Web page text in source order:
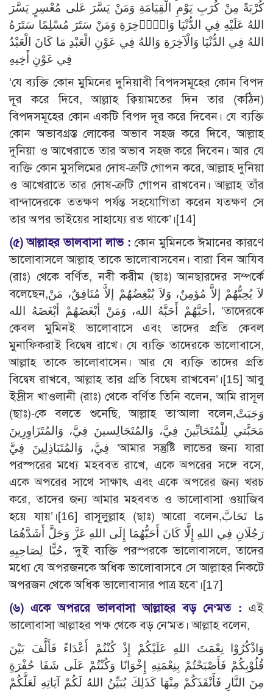
كُرْبَةً مِنْ كُرَبِ يَوْمِ الْقِيَامَةِ وَمَنْ يَسَّرَ عَلى مُعْسِرٍ يَسَّرَ
اللهُ عَلَيْهِ فِي الدُّنْيَا وَالْاۤخِرَةِ وَمَنْ سَتَرَ مُسْلِمًا سَتَرَهُ
اللهُ فِي الدُّنْيَا وَالْآخِرَةِ وَاللهُ فِي عَوْنِ الْعَبْدِ مَا كَانَ الْعَبْدُ
فِي عَوْنِ أَخِيهِ
‘যে ব্যক্তি কোন মুমিনের দুনিয়াবী বিপদসমূহের কোন বিপদ
দূর করে দিবে, আল্লাহ ক্বিয়ামতের দিন তার (কঠিন)
বিপদসমূহের কোন একটি বিপদ দূর করে দিবেন। যে ব্যক্তি
কোন অভাবগ্রস্ত লোকের অভাব সহজ করে দিবে, আল্লাহ
দুনিয়া ও আখেরাতে তার অভাব সহজ করে দিবেন। আর যে
ব্যক্তি কোন মুসলিমের দোষ-ত্রুটি গোপন করে, আল্লাহ দুনিয়া
ও আখেরাতে তার দোষ-ত্রুটি গোপন রাখবেন। আল্লাহ তাঁর
বান্দাদেরকে ততক্ষণ পর্যন্ত সহযোগিতা করেন যতক্ষণ সে
তার অপর ভাইয়ের সাহায্যে রত থাকে’।[14]
(৫) আল্লাহর ভালবাসা লাভ : কোন মুমিনকে ঈমানের কারণে
ভালোবাসলে আল্লাহ তাকে ভালোবাসবেন। বারা বিন আযিব
(রাঃ) থেকে বর্ণিত, নবী করীম (ছাঃ) আনছারদের সম্পর্কে
বলেছেন,لاَ يُحِبُّهُمْ إلاَّ مُؤمِنٌ، وَلاَ يُبْغِضُهُمْ إلاَّ مُنَافِقٌ، مَنْ
أحَبَّهُمْ أَحَبَّهُ الله، وَمَنْ أبْغَضَهُمْ أبْغَضَهُ الله، ‘তাদেরকে
কেবল মুমিনই ভালোবাসে এবং তাদের প্রতি কেবল
মুনাফিকরাই বিদ্বেষ রাখে। যে ব্যক্তি তাদেরকে ভালোবাসে,
আল্লাহ তাকে ভালোবাসেন। আর যে ব্যক্তি তাদের প্রতি
বিদ্বেষ রাখবে, আল্লাহ তার প্রতি বিদ্বেষ রাখবেন’।[15] আবু
ইদ্রীস খাওলানী (রাঃ) থেকে বর্ণিত তিনি বলেন, আমি রাসূল
(ছাঃ)-কে বলতে শুনেছি, আল্লাহ তা‘আলা বলেন,وَجَبَتْ
مَحَبَّتي لِلْمُتَحَابِّينَ فِيَّ، وَالمُتَجَالِسينَ فِيَّ، وَالمُتَزَاوِرِينَ
فِيَّ، وَالمُتَبَاذِلِينَ فِيَّ ‘আমার সন্তুষ্টি লাভের জন্য যারা
পরস্পরের মধ্যে মহববত রাখে, একে অপরের সঙ্গে বসে,
একে অপরের সাথে সাক্ষাৎ এবং একে অপরের জন্য খরচ
করে, তাদের জন্য আমার মহববত ও ভালোবাসা ওয়াজিব
হয়ে যায়’।[16] রাসূলুল্লাহ (ছাঃ) আরো বলেন,مَا تَحَابَّ
رَجُلَانِ فِي اللهِ إِلَّا كَانَ أَحَبُّهُمَا إِلَى اللهِ عَزَّ وَجَلَّ أَشَدَّهُمَا
حُبًّا لِصَاحِبِهِ، ‘দুই ব্যক্তি পরস্পরকে ভালোবাসলে, তাদের
মধ্যে যে অপরজনকে অধিক ভালোবাসবে সে আল্লাহর নিকটে
অপরজন থেকে অধিক ভালোবাসার পাত্র হবে’।[17]
(৬) একে অপররে ভালবাসা আল্লাহর বড় নে‘মত : এই
ভালোবাসা আল্লাহর পক্ষ থেকে বড় নে‘মত। আল্লাহ বলেন,
وَاذْكُرُوْا نِعْمَتَ اللهِ عَلَيْكُمْ إِذْ كُنْتُمْ أَعْدَاءً فَأَلَّفَ بَيْنَ
قُلُوْبِكُمْ فَأَصْبَحْتُمْ بِنِعْمَتِهِ إِخْوَانًا وَكُنْتُمْ عَلَى شَفَا حُفْرَةٍ
مِنَ النَّارِ فَأَنْقَذَكُمْ مِنْهَا كَذَلِكَ يُبَيِّنُ اللهُ لَكُمْ آيَاتِهِ لَعَلَّكُمْ